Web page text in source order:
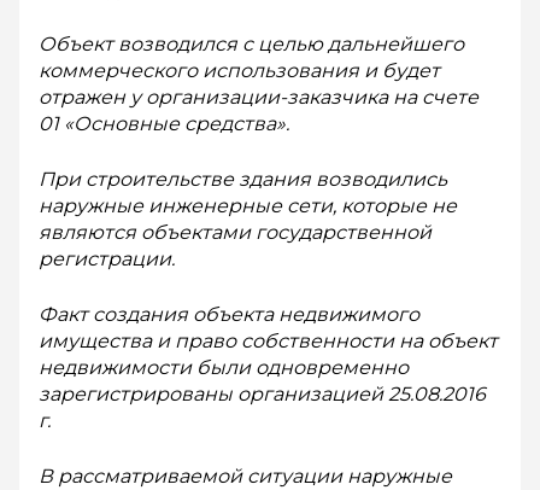
Объект возводился с целью дальнейшего
коммерческого использования и будет
отражен у организации-заказчика на счете
01 «Основные средства».
При строительстве здания возводились
наружные инженерные сети, которые не
являются объектами государственной
регистрации.
Факт создания объекта недвижимого
имущества и право собственности на объект
недвижимости были одновременно
зарегистрированы организацией 25.08.2016
г.
В рассматриваемой ситуации наружные